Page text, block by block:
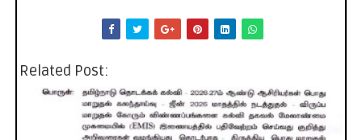
Related Post: